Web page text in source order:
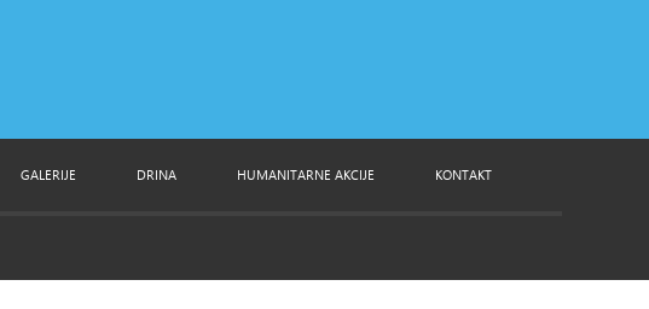
GALERIJE DRINA HUMANITARNE AKCIJE KONTAKT